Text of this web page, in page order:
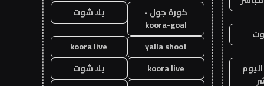
كورة جول -
koora-goal
يلا شوت
yalla shoot
koora live
koora live
يلا شوت